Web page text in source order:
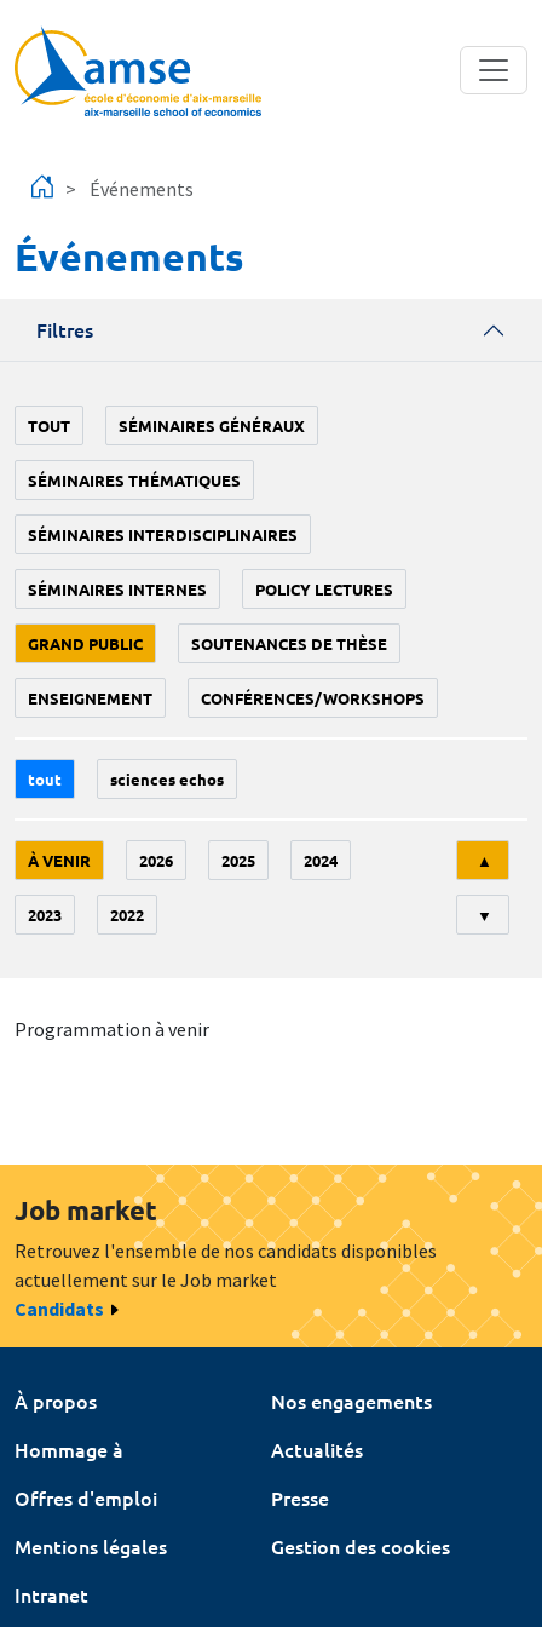
Événements
Événements
Filtres
TOUT SÉMINAIRES GÉNÉRAUX
SÉMINAIRES THÉMATIQUES
SÉMINAIRES INTERDISCIPLINAIRES
SÉMINAIRES INTERNES POLICY LECTURES
GRAND PUBLIC SOUTENANCES DE THÈSE
ENSEIGNEMENT CONFÉRENCES/WORKSHOPS
tout sciences echos
À VENIR 2026 2025 2024
2023 2022
▲
▼
Programmation à venir
Job market
Retrouvez l'ensemble de nos candidats disponibles
actuellement sur le Job market
Candidats
À propos
Nos engagements
Hommage à
Actualités
Offres d'emploi
Presse
Mentions légales
Gestion des cookies
Intranet